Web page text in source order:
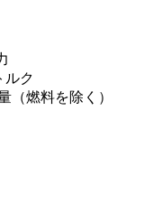
ルク
（燃料を除く）